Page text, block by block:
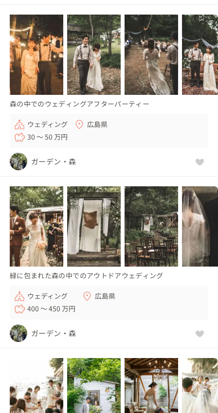
森の中でのウェディングアフターパーティー
ウェディング
広島県
30 〜 50 万円
ガーデン・森
緑に包まれた森の中でのアウトドアウェディング
ウェディング
広島県
400 〜 450 万円
ガーデン・森